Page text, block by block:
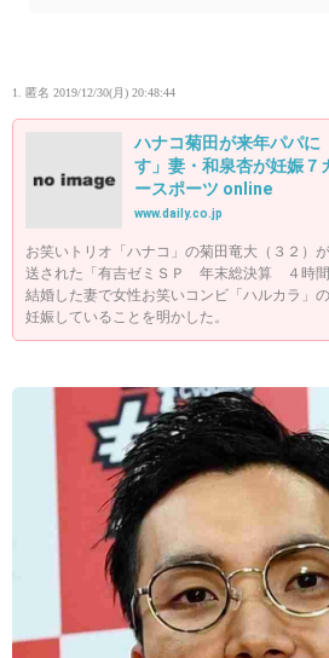
1. 匿名 2019/12/30(月) 20:48:44
ハナコ菊田が来年パパに
す」妻・和泉杏が妊娠７
ースポーツ online
www.daily.co.jp
お笑いトリオ「ハナコ」の菊田竜大（３２）
送された「有吉ゼミＳＰ 年末総決算 ４時間
結婚した妻で女性お笑いコンビ「ハルカラ」
妊娠していることを明かした。